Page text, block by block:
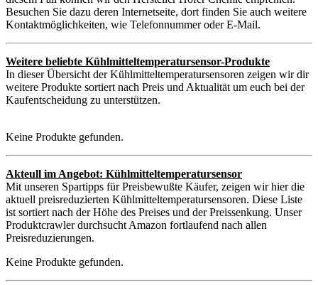
Besuchen Sie dazu deren Internetseite, dort finden Sie auch weitere
Kontaktmöglichkeiten, wie Telefonnummer oder E-Mail.
Weitere beliebte Kühlmitteltemperatursensor-Produkte
In dieser Übersicht der Kühlmitteltemperatursensoren zeigen wir dir
weitere Produkte sortiert nach Preis und Aktualität um euch bei der
Kaufentscheidung zu unterstützen.
Keine Produkte gefunden.
Akteull im Angebot: Kühlmitteltemperatursensor
Mit unseren Spartipps für Preisbewußte Käufer, zeigen wir hier die
aktuell preisreduzierten Kühlmitteltemperatursensoren. Diese Liste
ist sortiert nach der Höhe des Preises und der Preissenkung. Unser
Produktcrawler durchsucht Amazon fortlaufend nach allen
Preisreduzierungen.
Keine Produkte gefunden.